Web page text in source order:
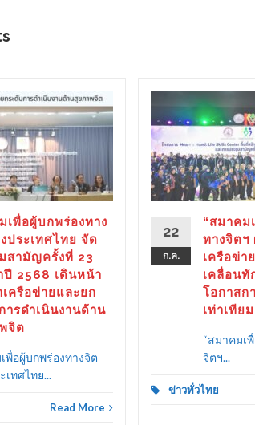
เพื่อผู้บกพร่องทาง
ประเทศไทย จัด
สามัญครั้งที่ 23
ปี 2568 เดินหน้า
ครือข่ายและยก
ารดำเนินงานด้าน
จิต
พื่อผู้บกพร่องทางจิต
เทศไทย...
Read More
22
ก.ค.
“สมาคม
ทางจิตฯ
เครือข่า
เคลื่อนทั
โอกาสก
เท่าเทียม
“สมาคมเ
จิตฯ...
ข่าวทั่วไทย